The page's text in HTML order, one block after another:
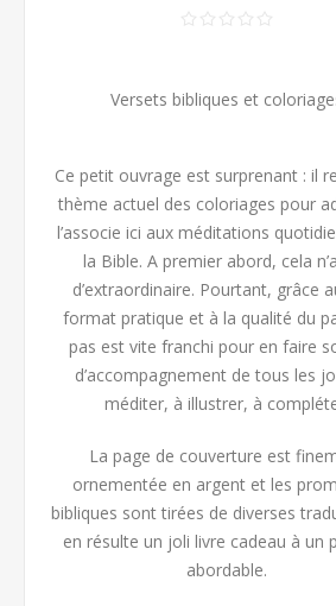
Versets bibliques et
Ce petit ouvrage est surprenant : il
thème actuel des coloriages pour
l’associe ici aux méditations
la Bible. A premier abord, cela
d’extraordinaire. Pourtant, grâce
format pratique et à la qualité du
pas est vite franchi pour en faire
d’accompagnement de tous les
méditer, à illustrer, à
La page de couverture est
ornementée en argent et les
bibliques sont tirées de diverses
en résulte un joli livre cadeau à un
abordable.